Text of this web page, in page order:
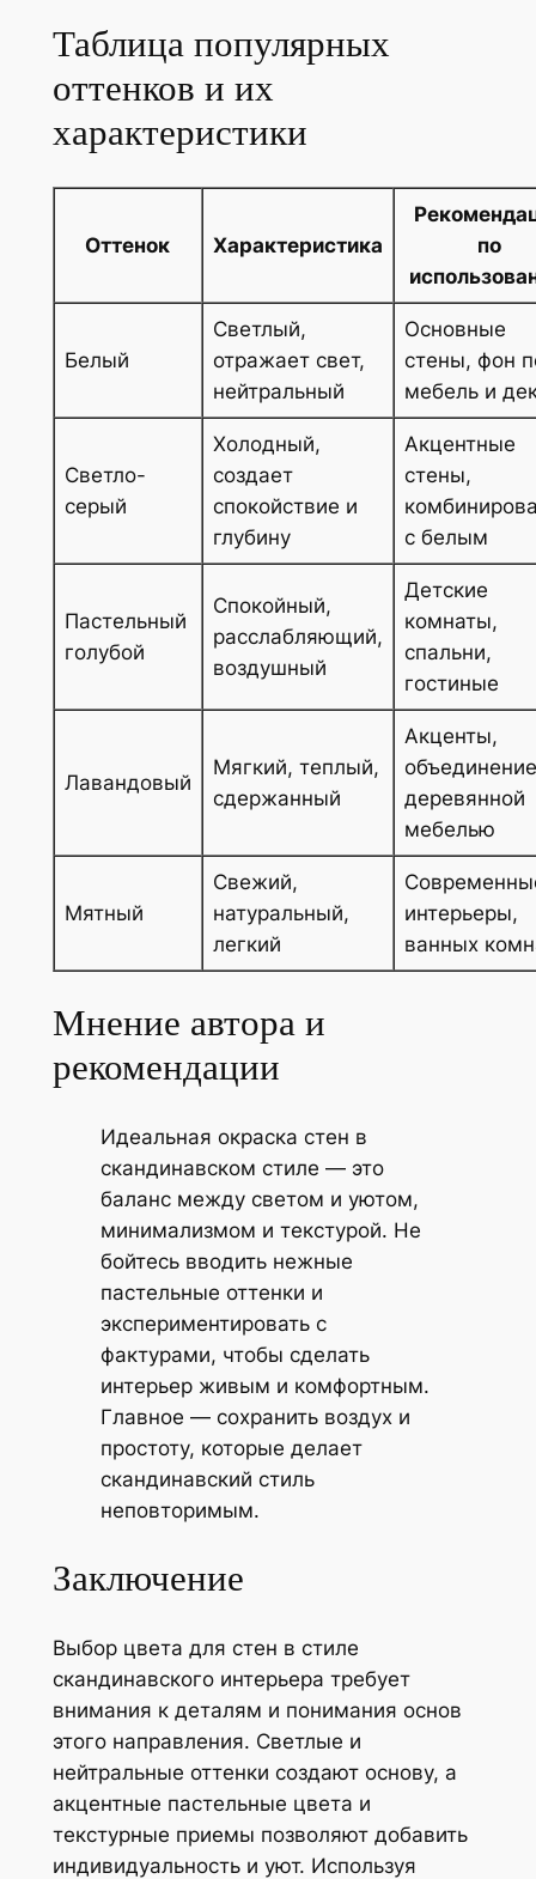
Таблица популярных
оттенков и их
характеристики
Оттенок Характеристика
по
Белый
Светлый,
отражает свет,
нейтральный
Основные
стены, фон
мебель и
Светло-
серый
Холодный,
создает
спокойствие и
глубину
Акцентные
стены,
с белым
Пастельный
голубой
Спокойный,
расслабляющий,
воздушный
Детские
комнаты,
спальни,
гостиные
Лавандовый
Мягкий, теплый,
сдержанный
Акценты,
деревянной
мебелью
Мятный
Свежий,
натуральный,
легкий
интерьеры,
ванных
Мнение автора и
рекомендации
Идеальная окраска стен в
скандинавском стиле — это
баланс между светом и уютом,
минимализмом и текстурой. Не
бойтесь вводить нежные
пастельные оттенки и
экспериментировать с
фактурами, чтобы сделать
интерьер живым и комфортным.
Главное — сохранить воздух и
простоту, которые делает
скандинавский стиль
неповторимым.
Заключение
Выбор цвета для стен в стиле
скандинавского интерьера требует
внимания к деталям и понимания основ
этого направления. Светлые и
нейтральные оттенки создают основу, а
акцентные пастельные цвета и
текстурные приемы позволяют добавить
индивидуальность и уют. Используя